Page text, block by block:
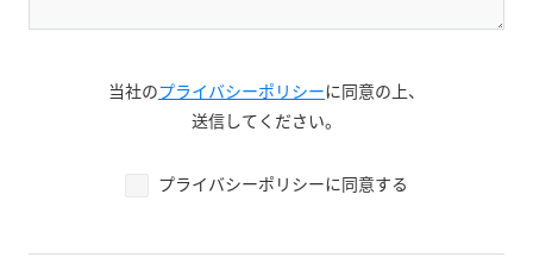
当社のプライバシーポリシーに同意の上、
送信してください。
プライバシーポリシーに同意する